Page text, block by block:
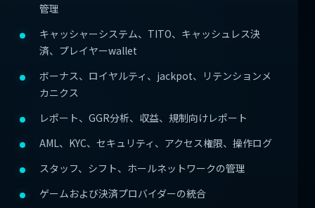
管理
キャッシャーシステム、TITO、キャッシュレス決
済、プレイヤーwallet
ボーナス、ロイヤルティ、jackpot、リテンションメ
カニクス
レポート、GGR分析、収益、規制向けレポート
AML、KYC、セキュリティ、アクセス権限、操作ログ
スタッフ、シフト、ホールネットワークの管理
ゲームおよび決済プロバイダーの統合